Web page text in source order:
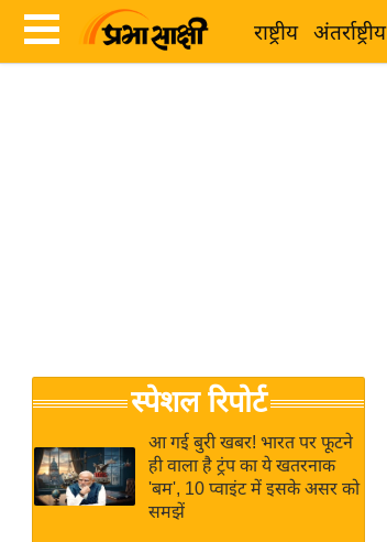
राष्ट्रीय अंतर्राष्ट्रीय
Breaking
News in
Hindi
Hindi
जगत
राय
बजट
स्पेशल रिपोर्ट
आ गई बुरी खबर! भारत पर फूटने
ही वाला है ट्रंप का ये खतरनाक
'बम', 10 प्वाइंट में इसके असर को
समझें